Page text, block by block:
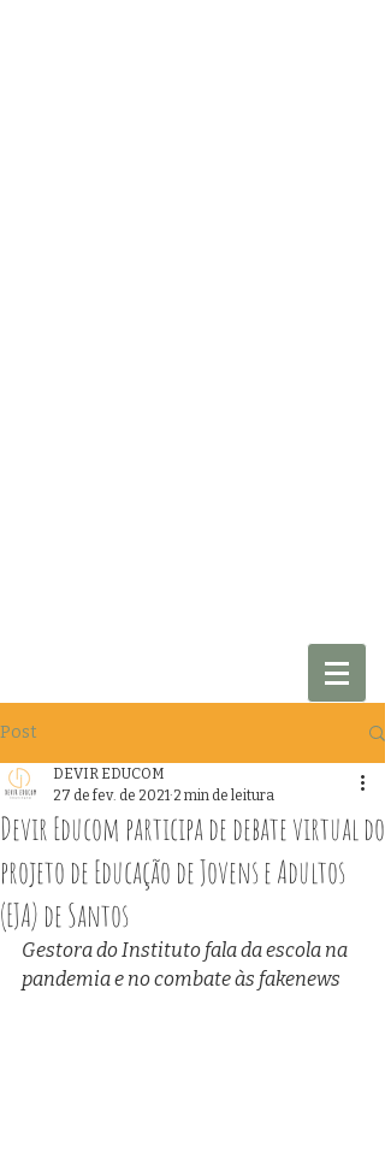
Post
Devir Educom participa de debate virtual do
projeto de Educação de Jovens e Adultos
(EJA) de Santos
DEVIR EDUCOM
27 de fev. de 2021 2 min de leitura
Gestora do Instituto fala da escola na
pandemia e no combate às fakenews